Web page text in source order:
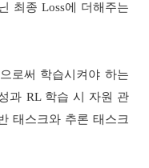
최종 Loss에 더해주는
로써 학습시켜야 하는
과 RL 학습 시 자원 관
태스크와 추론 태스크